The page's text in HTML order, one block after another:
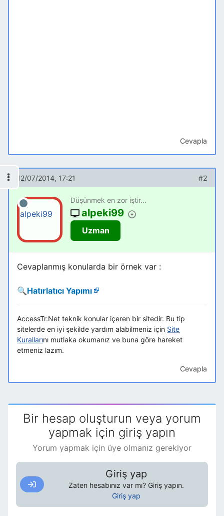
Cevapla
12/07/2014, 17:21 #2
Düşünmek en zor iştir...
alpeki99
Uzman
Cevaplanmış konularda bir örnek var :
🔍 Hatırlatıcı Yapımı
AccessTr.Net teknik konular içeren bir sitedir. Bu tip
sitelerde en iyi şekilde yardım alabilmeniz için Site
Kurallarını mutlaka okumanız ve buna göre hareket
etmeniz lazım.
Cevapla
Bir hesap oluşturun veya yorum
yapmak için giriş yapın
Yorum yapmak için üye olmanız gerekiyor
Giriş yap
Zaten hesabınız var mı? Giriş yapın.
Giriş yap